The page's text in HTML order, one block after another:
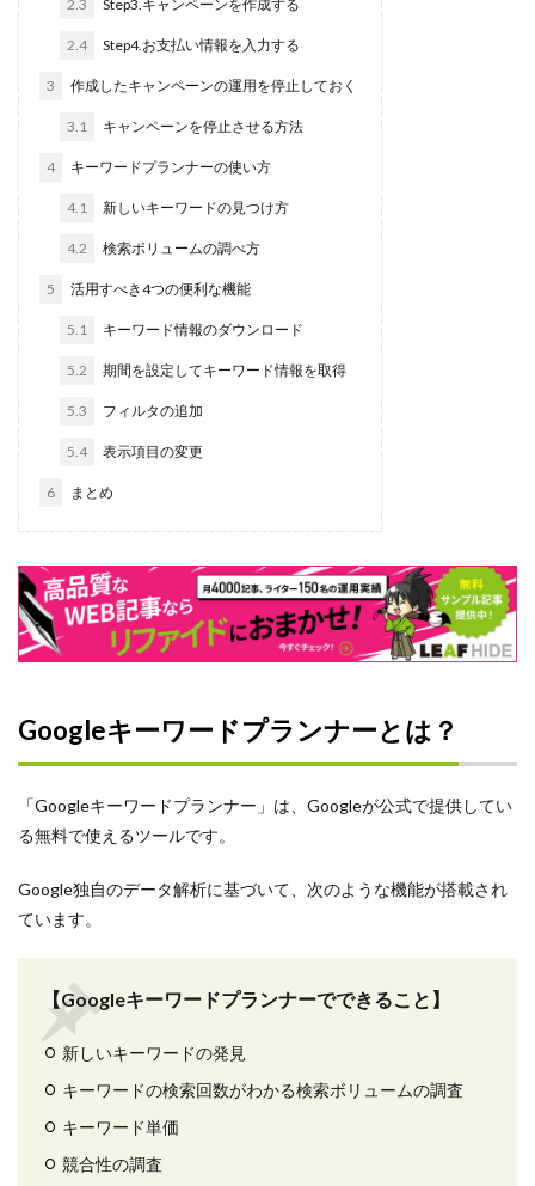
2.3 Step3.キャンペーンを作成する
2.4 Step4.お支払い情報を入力する
3 作成したキャンペーンの運用を停止しておく
3.1 キャンペーンを停止させる方法
4 キーワードプランナーの使い方
4.1 新しいキーワードの見つけ方
4.2 検索ボリュームの調べ方
5 活用すべき4つの便利な機能
5.1 キーワード情報のダウンロード
5.2 期間を設定してキーワード情報を取得
5.3 フィルタの追加
5.4 表示項目の変更
6 まとめ
Googleキーワードプランナーとは？
「Googleキーワードプランナー」は、Googleが公式で提供してい
る無料で使えるツールです。
Google独自のデータ解析に基づいて、次のような機能が搭載され
ています。
【Googleキーワードプランナーでできること】
新しいキーワードの発見
キーワードの検索回数がわかる検索ボリュームの調査
キーワード単価
競合性の調査
新入社員
料金
リーダー
メンティー
Instagram
コスト
キャッチコピー
カジュアル面談
オンライン
オウンドメディア
エンジニア
インターンシップ
Wantedly運用代行
Wantedly導入
Wantedly perk
Wantedly
Twitter
SDS法
PREP法
ストーリー
ダイレクトスカウト
メンター